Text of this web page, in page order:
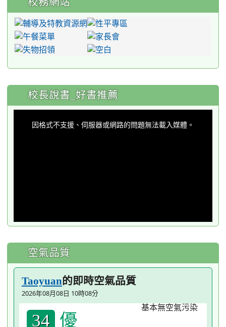
:::
校長說書_好書推薦
因格式不支援、伺服器或網路的問題無法載入媒體。
空氣品質
Taoyuan的即時空氣品質
2026年08月08日 10時08分
34 優